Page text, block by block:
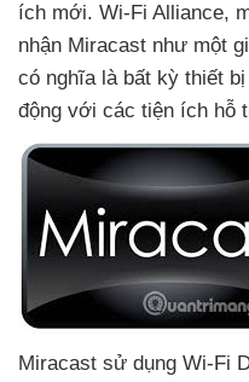
ích mới. Wi-Fi Alliance,
nhận Miracast như một
có nghĩa là bất kỳ thiết
động với các tiện ích hỗ
Miracast sử dụng Wi-Fi